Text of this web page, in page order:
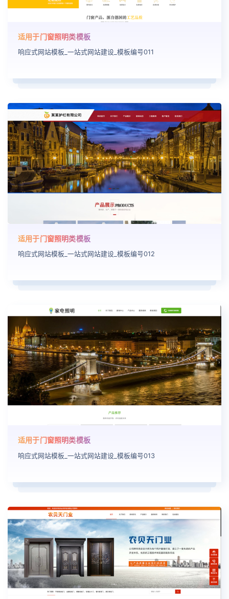
适用于门窗照明类模板
响应式网站模板_一站式网站建设_模板编号011
适用于门窗照明类模板
响应式网站模板_一站式网站建设_模板编号012
适用于门窗照明类模板
响应式网站模板_一站式网站建设_模板编号013